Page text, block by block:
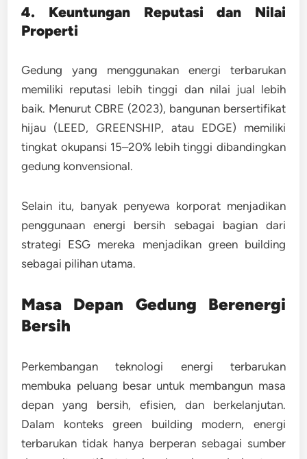
4. Keuntungan Reputasi dan Nilai
Properti
Gedung yang menggunakan energi terbarukan
memiliki reputasi lebih tinggi dan nilai jual lebih
baik. MenurutCBRE (2023), bangunan bersertifikat
hijau (LEED, GREENSHIP, atau EDGE) memiliki
tingkat okupansi 15–20% lebih tinggi dibandingkan
gedung konvensional.
Selain itu, banyak penyewa korporat menjadikan
penggunaan energi bersih sebagai bagian dari
strategi ESG mereka menjadikan green building
sebagai pilihan utama.
Masa Depan Gedung Berenergi
Bersih
Perkembangan teknologi energi terbarukan
membuka peluang besar untuk membangun masa
depan yang bersih, efisien, dan berkelanjutan.
Dalam konteks green building modern, energi
terbarukan tidak hanya berperan sebagai sumber